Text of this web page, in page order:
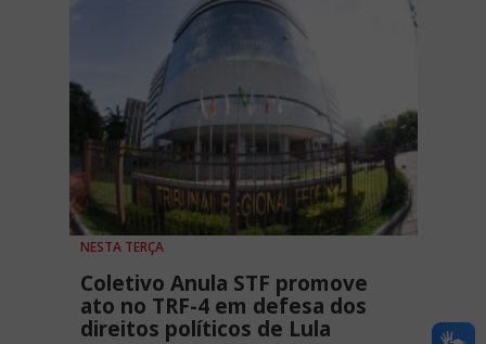
NESTA TERÇA
Coletivo Anula STF promove
ato no TRF-4 em defesa dos
direitos políticos de Lula